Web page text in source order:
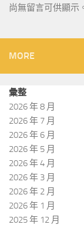
尚無留言可供顯示
MORE
彙整
2026 年 8 月
2026 年 7 月
2026 年 6 月
2026 年 5 月
2026 年 4 月
2026 年 3 月
2026 年 2 月
2026 年 1 月
2025 年 12 月